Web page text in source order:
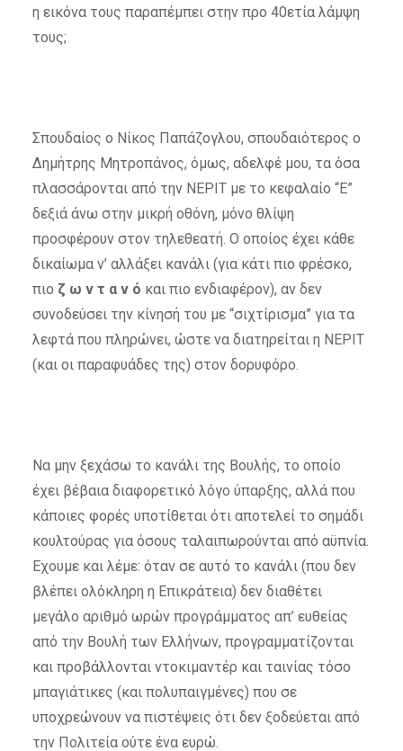
η εικόνα τους παραπέμπει στην προ 40ετία λάμψη
τους;
Σπουδαίος ο Νίκος Παπάζογλου, σπουδαιότερος ο
Δημήτρης Μητροπάνος, όμως, αδελφέ μου, τα όσα
πλασσάρονται από την ΝΕΡΙΤ με το κεφαλαίο “Ε”
δεξιά άνω στην μικρή οθόνη, μόνο θλίψη
προσφέρουν στον τηλεθεατή. Ο οποίος έχει κάθε
δικαίωμα ν’ αλλάξει κανάλι (για κάτι πιο φρέσκο,
πιο ζ ω ν τ α ν ό και πιο ενδιαφέρον), αν δεν
συνοδεύσει την κίνησή του με “σιχτίρισμα” για τα
λεφτά που πληρώνει, ώστε να διατηρείται η ΝΕΡΙΤ
(και οι παραφυάδες της) στον δορυφόρο.
Να μην ξεχάσω το κανάλι της Βουλής, το οποίο
έχει βέβαια διαφορετικό λόγο ύπαρξης, αλλά που
κάποιες φορές υποτίθεται ότι αποτελεί το σημάδι
κουλτούρας για όσους ταλαιπωρούνται από αϋπνία.
Εχουμε και λέμε: όταν σε αυτό το κανάλι (που δεν
βλέπει ολόκληρη η Επικράτεια) δεν διαθέτει
μεγάλο αριθμό ωρών προγράμματος απ’ ευθείας
από την Βουλή των Ελλήνων, προγραμματίζονται
και προβάλλονται ντοκιμαντέρ και ταινίας τόσο
μπαγιάτικες (και πολυπαιγμένες) που σε
υποχρεώνουν να πιστέψεις ότι δεν ξοδεύεται από
την Πολιτεία ούτε ένα ευρώ.